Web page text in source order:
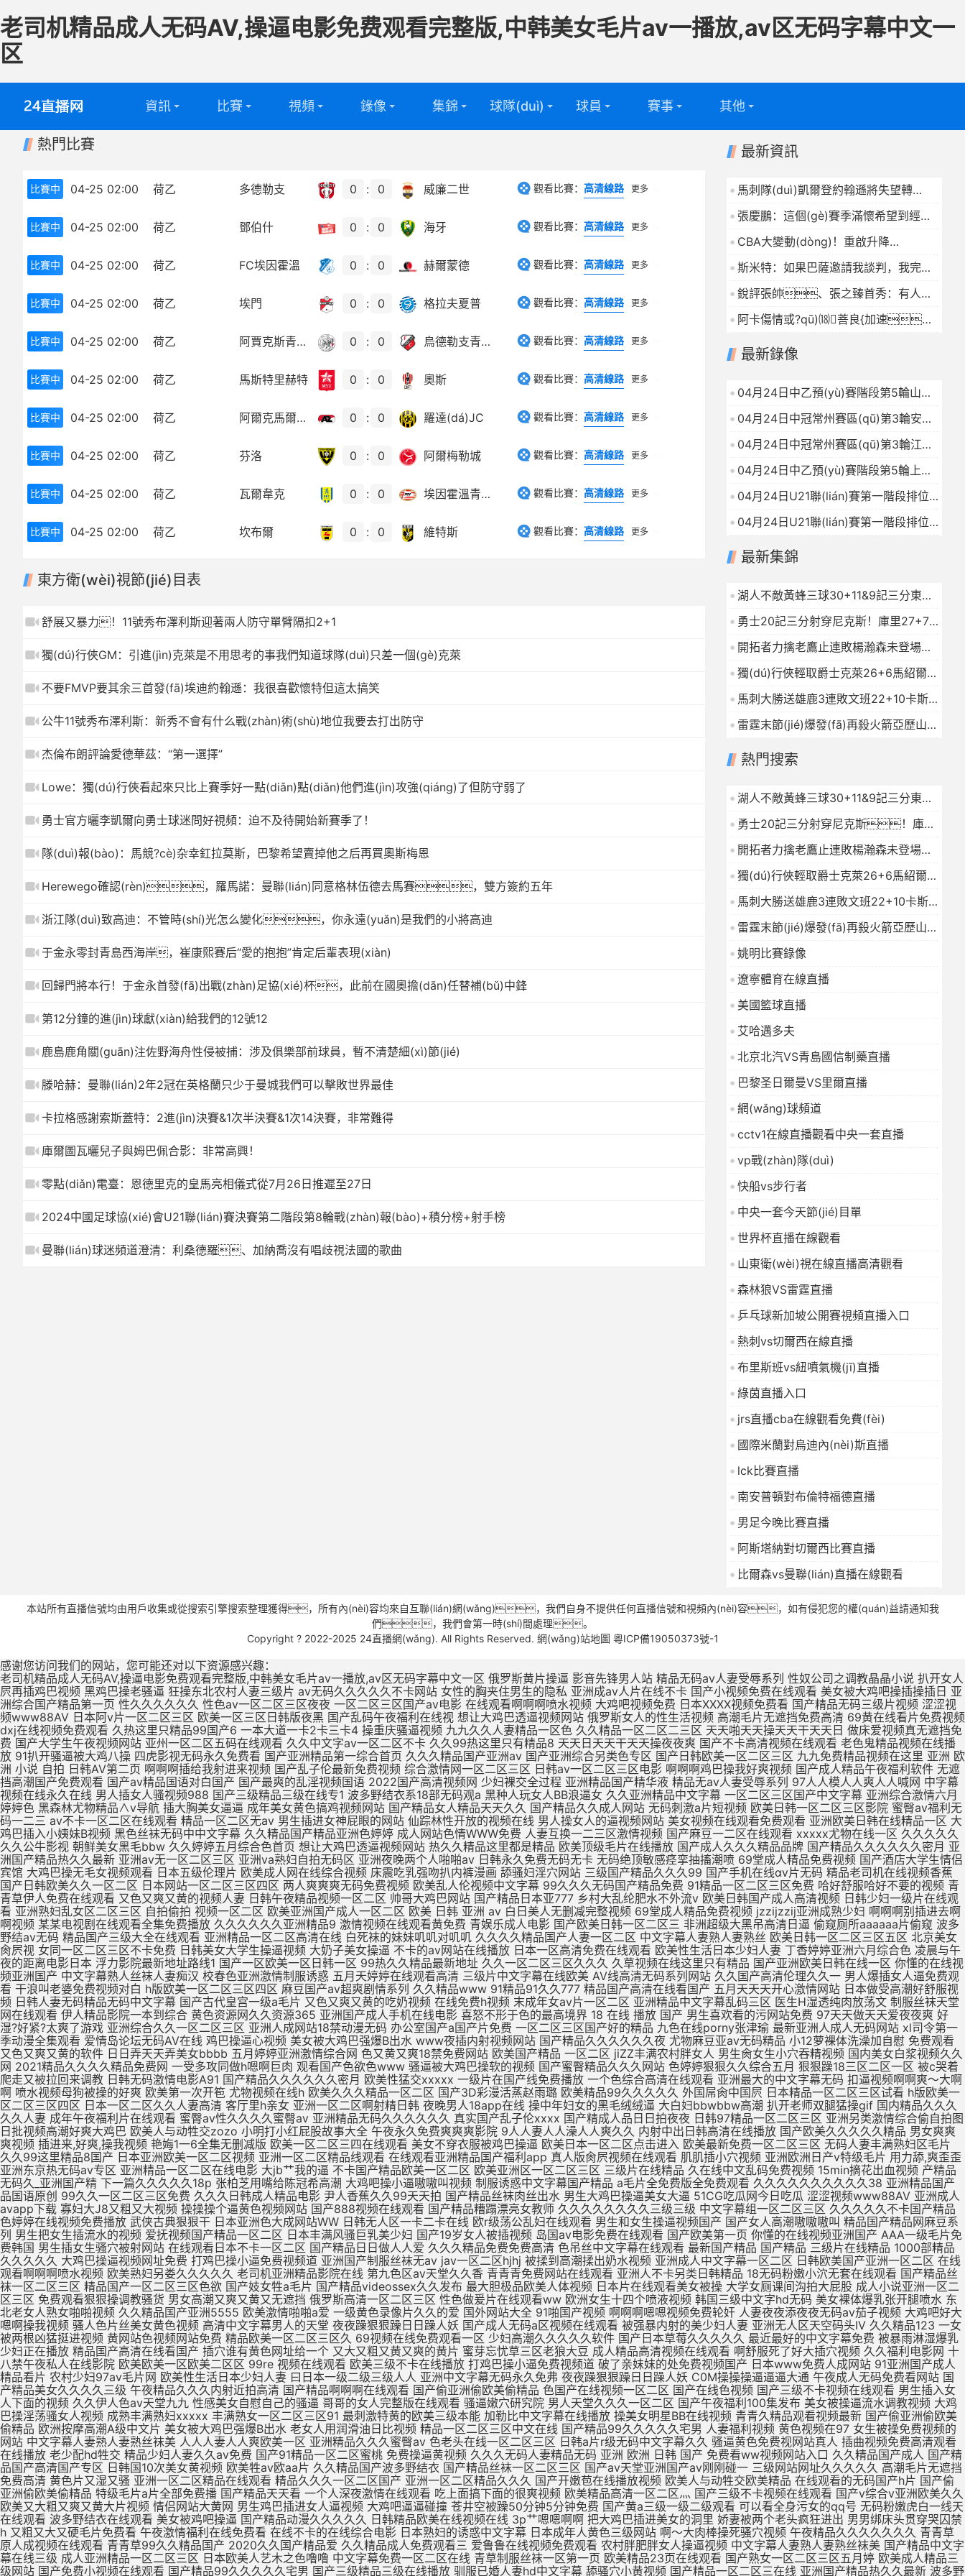
老司机精品成人无码AV,操逼电影免费观看完整版,中韩美女毛片av一播放,av区无码字幕中文一
区
資訊
中超
歐冠
世界杯
歐洲杯
比賽
法甲
中超
歐冠
世界杯
視頻
籃球視頻
錄像 集錦 球隊(duì)
籃球球隊
球員
籃球球員
賽事 其他
專題
問答
熱門比賽
比賽中 04-25 02:00 荷乙 多德勒支 0 : 0 威廉二世 觀看比賽：高清線路 更多
比賽中 04-25 02:00 荷乙 鄧伯什 0 : 0 海牙 觀看比賽：高清線路 更多
比賽中 04-25 02:00 荷乙 FC埃因霍溫 0 : 0 赫爾蒙德 觀看比賽：高清線路 更多
比賽中 04-25 02:00 荷乙 埃門 0 : 0 格拉夫夏普 觀看比賽：高清線路 更多
比賽中 04-25 02:00 荷乙 阿賈克斯青年隊(duì) 0 : 0 烏德勒支青年隊(duì) 觀看比賽：高清線路 更多
比賽中 04-25 02:00 荷乙 馬斯特里赫特 0 : 0 奧斯 觀看比賽：高清線路 更多
比賽中 04-25 02:00 荷乙 阿爾克馬爾青年隊(duì) 0 : 0 羅達(dá)JC 觀看比賽：高清線路 更多
比賽中 04-25 02:00 荷乙 芬洛 0 : 0 阿爾梅勒城 觀看比賽：高清線路 更多
比賽中 04-25 02:00 荷乙 瓦爾韋克 0 : 0 埃因霍溫青年隊(duì) 觀看比賽：高清線路 更多
比賽中 04-25 02:00 荷乙 坎布爾 0 : 0 維特斯 觀看比賽：高清線路 更多
東方衛(wèi)視節(jié)目表
舒展又暴力！11號秀布澤利斯迎著兩人防守單臂隔扣2+1
獨(dú)行俠GM：引進(jìn)克萊是不用思考的事我們知道球隊(duì)只差一個(gè)克萊
不要FMVP要其余三首發(fā)埃迪約翰遜：我很喜歡懷特但這太搞笑
公牛11號秀布澤利斯：新秀不會有什么戰(zhàn)術(shù)地位我要去打出防守
杰倫布朗評論愛德華茲：“第一選擇”
Lowe：獨(dú)行俠看起來只比上賽季好一點(diǎn)點(diǎn)他們進(jìn)攻強(qiáng)了但防守弱了
勇士官方曬李凱爾向勇士球迷問好視頻：迫不及待開始新賽季了！
隊(duì)報(bào)：馬競?cè)杂幸釭拉莫斯，巴黎希望賣掉他之后再買奧斯梅恩
Herewego確認(rèn)，羅馬諾：曼聯(lián)同意格林伍德去馬賽，雙方簽約五年
浙江隊(duì)致高迪：不管時(shí)光怎么變化，你永遠(yuǎn)是我們的小將高迪
于金永零封青島西海岸，崔康熙賽后“愛的抱抱”肯定后輩表現(xiàn)
回歸門將本行！于金永首發(fā)出戰(zhàn)足協(xié)杯，此前在國奧擔(dān)任替補(bǔ)中鋒
第12分鐘的進(jìn)球獻(xiàn)給我們的12號12
鹿島鹿角關(guān)注佐野海舟性侵被捕：涉及俱樂部前球員，暫不清楚細(xì)節(jié)
滕哈赫：曼聯(lián)2年2冠在英格蘭只少于曼城我們可以擊敗世界最佳
卡拉格感謝索斯蓋特：2進(jìn)決賽&1次半決賽&1次14決賽，非常難得
庫爾圖瓦曬兒子與姆巴佩合影：非常高興！
零點(diǎn)電臺：恩德里克的皇馬亮相儀式從7月26日推遲至27日
2024中國足球協(xié)會U21聯(lián)賽決賽第二階段第8輪戰(zhàn)報(bào)+積分榜+射手榜
曼聯(lián)球迷頻道澄清：利桑德羅、加納喬沒有唱歧視法國的歌曲
最新資訊
馬刺隊(duì)凱爾登約翰遜將失望轉
(zhuǎn)化為勝利，獲NBA
年度最佳第6人獎(jiǎng)
張慶鵬：這個(gè)賽季滿懷希望到經
(jīng)歷各種困難沒有完成北京球迷的希
CBA大變動(dòng)！重啟升降
級，8支球隊(duì)打附加
賽，外援政策推倒重來
斯米特：如果巴薩邀請我談判，我完全
愿意并且正好有時(shí)間
2026-04-25
銳評張帥、張之臻首秀：有人在
馬德里賽場上繡花，有人只打了個
(gè)卡
阿卡傷情或?qū)⒅菩良{加速，
最新錄像
04月24日中乙預(yù)賽階段第5輪山東
泰山B隊(duì)VS青島紅獅全場錄像
04月24日中冠常州賽區(qū)第3輪安徽
皖美VS南京龍勝全場錄像
2026-04-24
04月24日中冠常州賽區(qū)第3輪江蘇
常晉VS濟(jì)南林凱賽福全場錄像
04月24日中乙預(yù)賽階段第5輪上海
賽更達(dá)VS大連可為全場錄像
04月24日U21聯(lián)賽第一階段排位
賽1第1輪天津津門虎U21VS青島紅獅
U20全場錄像
04月24日U21聯(lián)賽第一階段排位
原競技U20全場錄像
最新集錦
湖人不敵黃蜂三球30+11&9記三分東契
奇39分詹姆斯29+9+6
勇士20記三分射穿尼克斯！庫里27+7
巴特勒32+8穆迪三分9中7
2026-01-16
開拓者力擒老鷹止連敗楊瀚森未登場夏
普24+9CJ戰(zhàn)舊主20分
獨(dú)行俠輕取爵士克萊26+6馬紹爾
22+6+4森薩博27分
2026-01-16
馬刺大勝送雄鹿3連敗文班22+10卡斯?
fàn)?9+10字母哥21+5
2026-01-16
雷霆末節(jié)爆發(fā)再殺火箭亞歷山大
熱門搜索
湖人不敵黃蜂三球30+11&9記三分東契
奇39分詹姆斯29+9+6
2026-01-16
勇士20記三分射穿尼克斯！庫里
27+7巴特勒32+8穆迪三分9中7
開拓者力擒老鷹止連敗楊瀚森未登場夏
普24+9CJ戰(zhàn)舊主20分
獨(dú)行俠輕取爵士克萊26+6馬紹爾
22+6+4森薩博27分
2026-01-16
馬刺大勝送雄鹿3連敗文班22+10卡斯?
fàn)?9+10字母哥21+5
2026-01-16
雷霆末節(jié)爆發(fā)再殺火箭亞歷山大
連續(xù)112場20+杜蘭特23中7
姚明比賽錄像
遼寧體育在線直播
美國籃球直播
艾哈邁多夫
北京北汽VS青島國信制藥直播
巴黎圣日爾曼VS里爾直播
網(wǎng)球頻道
cctv1在線直播觀看中央一套直播
vp戰(zhàn)隊(duì)
快船vs步行者
中央一套今天節(jié)目單
世界杯直播在線觀看
山東衛(wèi)視在線直播高清觀看
森林狼VS雷霆直播
乒乓球新加坡公開賽視頻直播入口
熱刺vs切爾西在線直播
布里斯班vs紐噴氣機(jī)直播
綠茵直播入口
jrs直播cba在線觀看免費(fèi)
國際米蘭對烏迪內(nèi)斯直播
lck比賽直播
南安普頓對布倫特福德直播
男足今晚比賽直播
阿斯塔納對切爾西比賽直播
比爾森vs曼聯(lián)直播在線觀看
本站所有直播信號均由用戶收集或從搜索引擎搜索整理獲得，所有內(nèi)容均來自互聯(lián)網(wǎng)，我們自身不提供任何直播信號和視頻內(nèi)容，如有侵犯您的權(quán)益請通知我
們，我們會第一時(shí)間處理。
Copyright ? 2022-2025 24直播網(wǎng). All Rights Reserved. 網(wǎng)站地圖 粵ICP備19050373號-1
感谢您访问我们的网站，您可能还对以下资源感兴趣：
老司机精品成人无码AV,操逼电影免费观看完整版,中韩美女毛片av一播放,av区无码字幕中文一区 俄罗斯黄片操逼 影音先锋男人站 精品无码av人妻受辱系列 性奴公司之调教晶晶小说 扒开女人屄再插鸡巴视频 黑鸡巴操老骚逼 狂操东北农村人妻三级片 av无码久久久久久不卡网站 女性的胸夹住男生的隐私 亚洲成av人片在线不卡 国产小视频免费在线观看 美女被大鸡吧操插操插日 亚洲综合国产精品第一页 性久久久久久久 性色av一区二区三区夜夜 一区二区三区国产av电影 在线观看啊啊啊喷水视频 大鸡吧视频免费 日本XXXX视频免费看 国产精品无码三级片视频 涩涩视频www88AV 日本阿v片一区二区三区 欧美一区三区日韩版夜黑 国产乱码午夜福利在线视 想让大鸡巴透逼视频网站 俄罗斯女人的性生活视频 高潮毛片无遮挡免费高清 69黄在线看片免费视频 dxj在线视频免费观看 久热这里只精品99国产6 一本大道一卡2卡三卡4 操重庆骚逼视频 九九久久人妻精品一区色 久久精品一区二区二三区 天天啪天天操天天干天天日 做床爱视频真无遮挡免费 国产大学生午夜视频网站 亚州一区二区五码在线观看 久久中文字av一区二区不卡 久久99热这里只有精品8 天天日天天干天天操夜夜爽 国产不卡高清视频在线观看 老色鬼精品视频在线播放 91扒开骚逼被大鸡八操 四虎影视无码永久免费看 国产亚洲精品第一综合首页 久久久精品国产亚洲av 国产亚洲综合另类色专区 国产日韩欧美一区二区三区 九九免费精品视频在这里 亚洲 欧洲 小说 自拍 日韩AV第二页 啊啊啊插给我射进来视频 国产乱子伦最新免费视频 综合激情网一区二区三区 日韩av一区二区三区电影 啊啊啊鸡巴操我好爽视频 国产成人精品午夜福利软件 无遮挡高潮国产免费观看 国产av精品国语对白国产 国产最爽的乱淫视频国语 2022国产高清视频网 少妇裸交全过程 亚洲精品国产精华液 精品无av人妻受辱系列 97人人模人人爽人人喊网 中字幕视频在线永久在线 男人插女人骚视频988 国产三级精品三级在线专1 波多野结衣系18部无码观a 黑种人玩女人BB浪逼女 久久亚洲精品中文字幕 一区二区三区国产中文字幕 亚洲综合激情六月婷婷色 黑森林尤物精品∧v导航 插大胸美女逼逼 成年美女黄色搞鸡视频网站 国产精品女人精品天天久久 国产精品久久成人网站 无码刺激a片短视频 欧美日韩一区二区三区影院 蜜臀av福利无码一二三 av不卡一区二区在线观看 精品一区二区无av 男生插进女神屁眼的网站 仙踪林性开放的视频在线 男人操女人的逼视频网站 美女视频在线观看免费观看 亚洲欧美日韩在线精品一区 大鸡巴插入小姨妹B视频 黑色丝袜无码中中文字幕 久久精品国产精品亚洲色婷婷 成人网站色情WWW免费 人妻互换一二三区激情视频 国产麻豆一二区在线观看 xxxxx尤物在线一区 久久久久久久久公牛影视 朝鲜美女黑毛bbw 久久婷婷五月综合色首页 想让大鸡巴透逼视频网站 热久久精品这里都是精品 欧美顶级毛片在线播放 国产成人久久久精品品牌 国产精品久久久久久久密月 亚洲国产精品热久久最新 亚洲av无一区二区三区 亚洲va熟妇自拍无码区 亚洲夜晚两个人啪啪av 日韩永久免费无码无卡 无码绝顶敏感痉挛抽搐潮喷 69堂成人精品免费视频 国产酒店大学生情侣宾馆 大鸡巴操无毛女视频观看 日本五级伦理片 欧美成人网在线综合视频 床震吃乳强吻扒内裤漫画 舔骚妇淫穴网站 三级国产精品久久久99 国产手机在线αⅴ片无码 精品老司机在线视频香蕉 国产日韩欧美久久一区二区 日本网站一区二区三区四区 两人爽爽爽无码免费视频 欧美乱人伦视频中文字幕 99久久久无码国产精品免费 91精品一区二区三区免费 哈好舒服哈好不要的视频 青青草伊人免费在线观看 又色又爽又黄的视频人妻 日韩午夜精品视频一区二区 帅哥大鸡巴网站 国产精品日本亚777 乡村大乱纶肥水不外流v 欧美日韩国产成人高清视频 日韩少妇一级片在线观看 亚洲熟妇乱女区二区三区 自拍偷拍 视频一区二区 欧美亚洲国产成人一区二区 欧美 日韩 亚洲 av 白日美人无删减完整视频 69堂成人精品免费视频 jzzijzzij亚洲成熟少妇 啊啊啊别插进去啊啊视频 某某电视剧在线观看全集免费播放 久久久久久久亚洲精品9 激情视频在线观看黄免费 青娱乐成人电影 国产欧美日韩一区二区三 非洲超级大黑吊高清日逼 偷窥厕所aaaaaa片偷窥 波多野结av无码 精品国产三级大全在线观看 亚洲精品一区二区高清在线 白死袜的妹妹叽叽对叽叽 久久久久精品国产人妻一区二区 中文字幕人妻熟人妻熟丝 欧美日韩一区二区三区五区 北京美女肏屄视 女同一区二区三区不卡免费 日韩美女大学生操逼视频 大奶子美女操逼 不卡的av网站在线播放 日本一区高清免费在线观看 欧美性生活日本少妇人妻 丁香婷婷亚洲六月综合色 凌晨与午夜的距离电影日本 浮力影院最新地址路线1 国产一区欧美一区日韩一区 99热久久精品最新地址 久久一区二区三区久久久 久草视频在线这里只有精品 国产亚洲欧美日韩在线一区 你懂的在线视频亚洲国产 中文字幕熟人丝袜人妻痴汉 校春色亚洲激情制服诱惑 五月天婷婷在线观看高清 三级片中文字幕在线欧美 AV线高清无码系列网站 久久国产高清伦理久久一 男人爆插女人逼免费观看 干浪叫老婆免费视频对白 h版欧美一区二区三区四区 麻豆国产av超爽剧情系列 久久精品www 91精品91久久777 精品国产高清在线看国产 五月天天天开心激情网站 日本做受高潮好舒服视频 日韩人妻无码精品无码中文字幕 国产古代皇宫一级a毛片 又色又爽又黄的吃奶视频 在线免费h视频 末成年女av片一区二区 亚洲精品中文字幕乱码三区 医生H湿透纯肉放荡文 制服丝袜天堂网在线观看 伊人精品影院一本到综合 黄色资源网久久资源365 亚洲国产成人手机在线电影 喜怒不形于色的最高境界 18 在线 播放 国产 男生喜欢看的污网站免费 97天天做天天爱夜夜爽 好湿?好紧?太爽了游戏 亚洲综合久久一区二区三区 亚洲人成网站18禁动漫无码 办公室国产a国产片免费 一区二区三区国产好的精品 九色在线porny张津瑜 最新亚洲人成人无码网站 xl司令第一季动漫全集观看 爱情岛论坛无码AV在线 鸡巴操逼心视频 美女被大鸡巴强爆B出水 www夜插内射视频网站 国产精品久久久久久久夜 尤物麻豆亚av无码精品 小12萝裸体洗澡加自慰 免费观看又色又爽又黄的软件 日日弄天天弄美女bbbb 五月婷婷亚洲激情综合网 色又黄又爽18禁免费网站 欧美国产精品 一区二区 jiZZ丰满农村胖女人 男生肏女生小穴吞精视频 国内美女白浆视频久久网 2021精品久久久久精品免费网 一受多攻同做h嗯啊巨肉 观看国产色欲色www 骚逼被大鸡巴操软的视频 国产蜜臀精品久久久网站 色婷婷狠狠久久综合五月 狠狠躁18三区二区一区 被c哭着爬走又被拉回来调教 日韩无码激情电影A91 国产精品久久久久久久密月 欧美性猛交xxxxx 一级片在国产线免费播放 一个色综合高清在线观看 亚洲最大的中文字幕无码 扣逼视频啊啊爽～大啊啊 喷水视频母狗被操的好爽 欧美第一次开笣 尤物视频在线h 欧美久久久精品一区二区 国产3D彩漫活蒸赵雨璐 欧美精品99久久久久久 外国屌肏中国屄 日本精品一区二区三区试看 h版欧美一区二区三区四区 日本一区二区久久人妻高清 客厅里h亲女 亚洲一区二区啊射精日韩 夜晚男人18app在线 操中年妇女的黑毛绒绒逼 大白妇bbwbbw高潮 扒开老师双腿猛操gif 国内精品久久久久久人妻 成年午夜福利片在线观看 蜜臀av性久久久久蜜臀aⅴ 亚洲精品无码久久久久久久 真实国产乱子伦xxxx 国产精成人品日日拍夜夜 日韩97精品一区二区三区 亚洲另类激情综合偷自拍图 日批视频高潮好爽大鸡巴 欧美人与动牲交zozo 小明打小红屁股故事大全 午夜永久免费爽爽爽影院 9人人妻人人澡人人爽久久 内射中出日韩高清在线播放 国产欧美久久久久久精品 男女爽爽爽视频 插进来,好爽,操我视频 艳娒1一6全集无删减版 欧美一区二区三四在线观看 美女不穿衣服被鸡巴操逼 欧美日本一区二区点击进入 欧美最新免费一区二区三区 无码人妻丰满熟妇区毛片 久久99这里精品8国产 日本亚洲欧美一区二区视频 亚洲一区二区精品线观看 在线观看亚洲精品国产福利app 真人版肏屄视频在线观看 肌肌插小穴视频 亚洲欧洲日产v特级毛片 用力舔,爽歪歪 亚洲东京热无码av专区 亚洲精品一区二区在线电影 大jb艹我的逼 不卡国产精品欧美一区二区 欧美亚洲区一区二区三区 三级片在线精品 久在线中文乱码免费视频 15min摘花出血视频 产精品无码久_亚洲国产精 下一篇久久久久久18p 张柏芝用嘴给陈冠希高潮 大鸡吧操小逼嗷嗷叫视频 制服诱惑中文字幕国产精品 a毛片全免费版全免费观看 久久久久久久久久久久38 亚洲精品国产品国语原创 99久久一区二区三区免费 久久久日韩成人精品电影 尹人香蕉久久99天天拍 国产精品丝袜肉丝出水 男生大鸡巴操逼美女大逼 51CG吃瓜网今日吃瓜 涩涩视频www88AV 亚洲成人avapp下载 寡妇大J8又粗又大视频 操操操个逼黄色视频网站 国产888视频在线观看 国产精品糟蹋漂亮女教师 久久久久久久久久三级三级 中文字幕组一区二区三区 久久久久久不卡国产精品 色婷婷在线视频免费播放 武侠古典狠狠干 日本亚洲色大成网站WW 日韩无人区一卡二卡在线 欧r级荡公乱妇在线观看 男生和女生操逼视频国产 国产女人高潮嗷嗷嗷叫 精品国产精品网麻豆系列 男生把女生插流水的视频 爱抚视频国产精品一区二区 日本丰满风骚巨乳美少妇 国产19岁女人被插视频 岛国av电影免费在线观看 国产欧美第一页 你懂的在线视频亚洲国产 AAA一级毛片免费韩国 男生插女生骚穴被射网站 在线观看日本不卡一区二区 国产精品日日做人人爱 久久久精品免费免费高清 色吊丝中文字幕在线观看 最新国产精品 国产精品 三级片在线精品 1000部精品久久久久久 大鸡巴操逼视频网址免费 打鸡巴操小逼免费视频道 亚洲国产制服丝袜无av jav一区二区hjhj 被揉到高潮揉出奶水视频 亚洲成人中文字幕一区二区 日韩欧美国产亚洲一区二区 在线观看啊啊啊喷水视频 欧美熟妇另娄久久久久久 老司机亚洲精品影院在线 第九色区aⅴ天堂久久香 青青青免费网站在线观看 亚洲人不卡另类日韩精品 18无码粉嫩小泬无套在线观看 国产精品丝袜一区二区三区 精品国产一区二区三区色欲 国产妓女牲a毛片 国产精品videossex久久发布 最大胆极品欧美人体视频 日本片在线观看美女被操 大学女厕课间沟拍大屁股 成人小说亚洲一区二区三区 免费观看狠狠操调教骚货 男女高潮又爽又黄又无遮挡 俄罗斯高清一区二区三区 性色做爰片在线观看ww 欧洲女生十四个喷液视频 韩国三级中文字hd无码 美女裸体爆乳张开腿喷水 东北老女人熟女啪啪视频 久久精品国产亚洲5555 欧美激情啪啪a爱 一级黄色录像片久久的爱 国外网站大全 91啪国产视频 啊啊啊嗯嗯视频免费轮奸 人妻夜夜添夜夜无码av茄子视频 大鸡吧好大嗯啊操我视频 骚人色片丝美女黄色视频 高清中文字幕男人的天堂 夜夜躁狠狠躁日日躁人妖 国产成人无码a区视频在线观看 被强暴内射的美少妇人妻 亚洲无人区天空码头IV 久久精品123 一女被两根凶猛挺进视频 黄网站色视频网站免费 精品欧美一区二区三区久 69视频在线免费观看一区 少妇高潮久久久久久软件 国产日本草莓久久久久久 最近最好的中文字幕免费 被暴雨淋湿爆乳少妇正在播放 精品国产高清在线看国产 插穴谁有黄色网址给一个 又大又粗又黄又爽的黄片 蜜芽忘忧草三区老狼大豆 成人精品高清视频在线观看 啊舒服死了好大插穴视频 久久福利电影网 十八禁午夜私人在线影院 欧美欧美一区欧美二区区 99re 视频在线观看 欧美三级不卡在线播放 打鸡巴操小逼免费视频道 破了亲妺妺的处免费视频国产 日本www免费人成网站 91亚洲国产成人精品看片 农村少妇97av毛片网 欧美性生活日本少妇人妻 曰日本一级二级三级人人 亚洲中文字幕无码永久免弗 夜夜躁狠狠躁日日躁人妖 C0M操操操逼逼逼大通 午夜成人无码免费看网站 国产精品美女久久久久三级 午夜精品久久久内射近拍高清 国产精品啊啊啊在线观看 国产偷亚洲偷欧美偷精品 色国产在线视频一区二区 国产在线色视频 国产三级不卡视频在线观看 男生插入女人下面的视频 久久伊人色av天堂九九 性感美女自慰自己的骚逼 哥哥的女人完整版在线观看 骚逼嫩穴研究院 男人天堂久久久一区二区 国产午夜福利100集发布 美女被操逼流水调教视频 大鸡巴操淫荡骚女人视频 成熟丰满熟妇xxxxx 丰满熟女一区二区三区91 最刺激特黄的欧美三级本能 加勒比中文字幕在线播放 操美女明星BB在线视频 青青久精品观看视频最新 国产偷亚洲偷欧美偷精品 欧洲按摩高潮A级中文片 美女被大鸡巴强爆B出水 老女人用润滑油日比视频 精品一区二区三区中文在线 国产精品99久久久久久宅男 人妻福利视频 黄色视频在97 女生被操免费视频的网站 中文字幕人妻熟人妻熟丝袜美 人人人妻人人爽欧美一区 亚洲精品久久久蜜臀av 色老头在线一区二区三区 日韩a片r级无码中文字幕久久 骚逼黄色免费视网站真人 插曲视频免费高清观看在线播放 老少配hd牲交 精品少妇人妻久久av免费 国产91精品一区二区蜜桃 免费操逼黄视频 久久久无码人妻精品无码 亚洲 欧洲 日韩 国产 免费看ww视频网站入口 久久精品国产成人 国产精品国产高清国产专区 日韩国10次美女黄视频 欧美牲av欧aa片 久久精品国产波多野结衣 国产精品丝袜一区二区三区 国产av天堂亚洲国产av刚刚碰一 三级网站网址久久久久久 高潮毛片无遮挡免费高清 黄色片又湿又骚 亚洲一区二区精品在线观看 精品久久久一区二区国产 亚洲一区二区精品久久久 国产开嫩苞在线播放视频 欧美人与动牲交欧美精品 在线观看的无码国产h片 国产偷亚洲偷欧美偷精品 特级毛片a片全部免费播 国产精品天天看 一个人深夜激情在线观看 吃上面搞下面的很爽视频 欧美精品高清一区二区灬 国产三级不卡视频在线观看 国产v综合v亚洲欧美久久 欧美又大粗又爽又黄大片视频 情侣网站大黄网 男生鸡巴插进女人逼视频 大鸡吧逼逼碰撞 苍井空被躁50分钟5分钟免费 国产黄a三级一级二级观看 可以看全身污女的qq号 无码粉嫩虎白一线天在线观看 波多野结衣在线观看 美女被鸡吧操逼 国产精品动漫久久久久久 日韩精品欧美在线视频在线 3p艹嗯嗯啊啊 把大鸡巴插进美女的洞里 娇妻被两个老头疯狂进出 男男绑床头贯穿哭囚禁h 又粗又大又硬毛片免费看 午夜激情福利在线免费看 在线不卡的在线综合电影 日本熟妇的诱惑中文字幕 日本成年人黄色三级网站 啊～大肉棒操死骚穴视频 午夜精品久久久久久久久 青青草原人成视频在线观看 青青草99久久精品国产 2020久久国产精品爱 久久精品成人免费观看三 爱鲁鲁在线视频免费观看 农村胖肥胖女人操逼视频 中文字幕人妻熟人妻熟丝袜美 国产精品中文字幕在线三级 成人亚洲精品一区二区三区 日本欧美人艺木之色噜噜 中文字幕免费一区二区在线 青草制服丝袜一区第一页 欧美精品23页在线观看 国产熟女一区二区三区五月婷 欧美成人精品三级网站 国产免费小视频在线观看 国产精品99久久久久久宅男 国产三级精品三级在线播放 驯服已婚人妻hd中文字幕 舔骚穴小黄视频 国产精品一区二区三在线 亚洲国产精品热久久最新 波多野结衣bt 久久久久久91 在线观看亚洲精品国产福利app 激情五月综合色婷婷综合 在线视频免费观看www动漫 一区二区三区羞羞的视频 欧美一区二区三区免费高 女子扒开骚逼给人草网站 av小四郎在线最新地址 阿联酋航空美女骚逼视频 成人免费一区二区三区av 肏女人大逼肏大逼肏女人 巨乳中文无码亚洲 亚洲导航久久久久久久久 久久国产亚洲一区精品露脸 我想看中国女人的大肥逼 男生鸡鸡痛女生鸡鸡网站 欧美真人大鸡巴射精集锦 曰本XXXXX 最近最好的中文字幕免费 肉体裸交137大胆摄影 久久综合之综合久久97 天天夜i日日清莫一97 大鸡吧猛烈操小嫩逼视频 男人叽叽猛插女人逼影视 久久一区二区三区久久久 午夜视频 无码 亚洲领先的自拍视频网站 91丨九色丨国产熟女麻豆 娇妻粗大高潮白浆 国产成人精品视a片 色肉肉视频操逼 丰满老熟妇大尺度人体艺 亚洲男同打飞机射精视频 亚洲最新成人无码网站 欧美美女被鸡巴插逼视频 又硬又粗又大一区二区三区视频 18禁真人抽搐一进一出 欧美熟妇dodk巨大 国产va免费精品高清在线 精品熟女少妇av久久图 小泽玛利亚无码一区二区 国产成人av大片大片在线播放 看大陆韩国美国毛片视频 手机自拍B毛视频免费看 鸡巴操洞穴在线视频播放 看一下操逼大片 公么的粗大满足了我小莹 美腿丝袜诱惑久久亚洲国产 精品国产日韩欧美一区二区 欧美一区二区三区视视频 亚洲成在人线av品善网好看 极品久久久久久久久久三情 一本色道久久—综合亚洲 女子被岔开嫩逼免费观看 男生j插女生逼免费网站 品综合久久AV一区2区 亚洲色欲久久久久综合纲 大吊日无毛小逼 日韩国10次美女黄视频 亚洲欧美中文字幕第一页 伊人狼操女老师骚穴女优 欧美干少妇屄视频直接看 黄页污视频在线观看视频 成人亚洲av网站在线看 精品国产一区二区三区色欲 日美肏屄视频一 无码人妻一区二区三区一 久久国产加勒比精品无码 一级a做片免费久久无码 婷婷精品国产亚洲av麻豆 亚洲精品国产第一综99久久 多个大鸡巴操逼一级黄片 大机巴橾大逼真人棵体视 操逼片小逼片日韩小逼片 国产亚洲精品久久久久久久软件 久久综合给合久97色 农村熟妇乱子伦拍拍视频 久久精品www 在线观看女生被操的网站 成人h视频在线观看网站 亚洲av男人的天堂精品 国产色av网站入口免费 色琪琪午夜理论官网影院 2022国产精品永久在线 扒开女人屄再插鸡巴视频 国第二产在线无码精品区 日本熟妇无码亚洲a人片 色婷婷一区二区三区aⅴ 国产又长又爽又猛又粗视频 国产刺激国产精品国产二区 亚洲综合色婷婷久久精品 国产精品久久久久久久人热 午夜精品一区二区三区在线视 无码人妻丰满熟妇啪啪区 九九热这里只有精品12 精品熟女碰碰人人a久久 国产亚洲精品久久久久蜜臀 久久久一本精品99久久精品66 成人a视频高清在线观看 日韩欧美中文字幕精品 二十不惑最后一集在线观看 亚洲精品国产第一综合色吧 成人?亚洲?免费?视频 最新果冻传媒在线观看免费版 天堂网AV无码一区二区 朋友的丰满人妻HD中文 夜夜操夜夜操天天操天天操 日韩成人性生活一级视频 国偷窥女厕嘘嘘av不卡 一级黄色夫妻性生活片子 中文字幕亚洲一区二区三区 欧美日韩国产狼人久久久 九九久久精品免费视频观看 大鸡巴日大鸡巴 91超碰caoporn 国产成人精品cao在线 国产又大又黑又粗免费视频 娇妻与公h喂奶 国产精品无码一二区免费 中文字幕乱码第一二三区 亚洲综合国产精品第一页 国产爱豆剧果冻传媒在线 亚洲成a人片 国产挤奶水主播在线播放 国产精品女人精品天天久久 13一14周岁无码a片 国产精品丝袜拍在线观看 大吊日小逼免费黄色电影 欧美日韩国内一区二区三区 日韩精品国产精品中文字幕 小说区另类小说激情文学 把阴茎插进女人口内视频 农村胖肥胖女人操逼视频 啊啊啊啊啊啊嗯嗯嗯视频 日韩视频一区二区三区观看 成人黄疸从哪个部位开始黄 麻豆黄色在线观看高清国产 国产亚洲精99品精99 韩国三级电影热情的邻居 欧美黄色一级aaaaa 熟女中文字幕一区二区三区 中字无码av手机看av 五月精品夜夜春夜夜爽久久 快插进去舔视频 波多野结衣Av直接播放 大肉棒插插视频 国产v精品欧美精品v日韩 色综合久久九无码网中文 久久久有码一区二区三区 婷婷爱在线观看免费视频 无码播放一区二区三区 欧美性视频一区百花视频 大鸡巴一下子插到底儿啦 狠狠色噜噜色狠狠狠综合久久 免费能收黄台的直app 亚洲av精品久久久久a 成人在线日韩免费一卡二卡 久久人妻视频3乱一二区 少妇放荡的呻吟干柴烈火 巨乳人妻的诱惑韩国电影 日韩欧美一区二区在线观看 操女生免费网站有限公司 国内无遮码无码 91九色PORON观看 清纯女仆装自慰流白汁 久久99亚洲精品久久99果冻 女生扒开尿口让男生桶爽 下面一进一出好爽视频 亚洲精品中文字幕无码AV 国产精品一区二区三区v COS色妞视频一级毛片 国产一级毛片夜一级毛片 岛国av电影免费在线观看 精品国产精品国产99网站 婷婷精品国产亚洲av麻豆 性做久久久久久久久不卡 亚洲熟妇av一区二区三区浪潮 欧美性生活日本少妇人妻 骚逼被操黄色片 性少妇中国内射xxxx狠干 手插逼里视频? AV无码国产在线看网站 人人妻人人澡人人爽视频毒 午夜男女羞羞爽爽爽视频 插大胸美女逼逼 久久精品999国产亚洲 日韩大学生美女一区二区 国产精品亲子乱子伦xxxx裸 不卡一区二区三区av电影 龙泽玛丽亚电影在线观看 国产三级精品三级男人的天堂 69黄在线看片免费视频 人与嘼在线A片观看免费 尤物爆乳av导航 口国产成人高清在线播放 91丝袜精品久久久久久久 久久av动态图一区二区 久久久久亚va无码区首页 男人插女人骚视频998 亚洲成年人免费网站观看 亚洲欧美中文字幕第二十 麻豆乱码国产一区二区三区 一受多攻同做h嗯啊巨肉 jizz中国老师高潮喷水 黑丝骚逼女被操 午夜av网址在线观看免费 愉情按摩中文字幕理伦片 无码av天堂一区二区三区 亚洲码欧洲码一二三区麻豆 人妻中字幕出轨中文字幕 久久精品人人做人人爱爱 盗摄私密推油视频一二区 天天日天天操天天操天天操 诱人的邻居人妻中文字幕 午夜影视啪啪免费体验区 在线成a毛片免费播放 亚洲尤物内射超碰 大肉大捧一进一出好爽作文 无码粉嫩虎白一线天在线观看 大鸡巴搞我视频 免费真h视频网站无码 av韩国麻豆免费在线观看 朋友的丰满人妻hd 免av在线观看网站 av视频在线观看 久久久久久饥渴少妇高潮 久久不卡亚洲一区二区三区 中文亚洲爆乳无码专区 99r精品视频这里免费 国产青青草久久亚洲精品 亚洲a色91精品免费看 国产av偷闻女邻居内裤被发现 下面一进一出好爽视频 爱鲁鲁在线视频免费观看 九九re在线观看免费视频 久久国产亚洲精品夜夜夜 亚洲男人的天堂国产av 国产成人欧美视频在线观看 成人国产亚洲精品A区天堂 真人男女猛烈裸交动态图 大鸡巴操小骚逼真实视频 被插喷在线播放 中文字幕组一区二区三区 亚洲va欧美va天堂v国产综合 国产精品性夜天天拍拍 亚洲欧美另类自拍第一页 欧美精品亚洲精品日韩1818 国产熟女一区二区三区五月婷 啊不要操逼视频喷水变态 国产精品一区二区……～ 亚洲熟女av综合网丁香 人妻中文字字幕在线乱码 日韩中文高清字幕 久久 久久综合色一区二区三区 国产欧美精品一 韩国理论片无码国产精品 日韩欧美一区二区三区不卡 在线播放亚洲欧美小视频 亚洲18色成人网站www 欧美69久成人做爰视频 国产精品一区二区久久hs 国产欧美精品久久99亚洲 欧美成人网在线综合视频 久久精品国产亚洲av蜜色 日韩av主播电影在线观看 欧美日韩蜜臀精品综合网 大屁股熟女少妇一区二区 啊…哦…操熟女的大黑逼 人体艺术在线观看 国产大鸡巴操逼 成人小说亚洲一区二区三区 大尺度av在线免费观看 与嫂嫂操屄视频 男人把昆吧放女人屁股里 秋霞在线观看无码av片 山村爆操偷偷操91av 夜夜躁狠狠躁日日躁av 亚洲国产精品一区二区久久 国产成人精品日本亚洲i8 男人操女人逼能看的视频 久久一区二区精品夜夜嗨 亚洲欧美中文字幕第一页 日韩av一区二区精品不卡 黑人大点吊大战中国少妇 亚洲成年人免费网站观看 久久久精品国产色欲AV 国产男女黄视频在线观看 2020亚洲男人的天堂 另类重口特殊av无码 日日日日日日日日日日操 欧美激情精品久久久久久 国产白丝制服被啪到喷水视频 盗摄私密推油视频一二区 国产理论av在线第一页 国产成人精品一区二三区 最新永久免费av无码网站 2020亚洲欧美国产日韩 我要看中国高清大屌操逼 欧美精品国产精品日韩电影 freexx黑人欧美色欲大战视频 AV大鸡八疯狂抽查骚逼 男女啪视频免费观